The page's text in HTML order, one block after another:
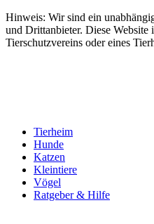
Hinweis: Wir sind ein
und Drittanbieter. Diese
Tierschutzvereins oder eines
Tierheim
Hunde
Katzen
Kleintiere
Vögel
Ratgeber & Hilfe